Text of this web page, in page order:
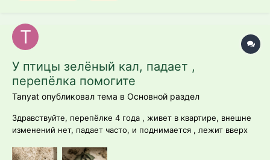
У птицы зелёный кал, падает ,
перепёлка помогите
Tanyat опубликовал тема в Основной раздел
Здравствуйте, перепёлке 4 года , живет в квартире, внешне
изменений нет, падает часто, и поднимается , лежит вверх
садится вниз, я так понимаю это слабость или что ? Кушает